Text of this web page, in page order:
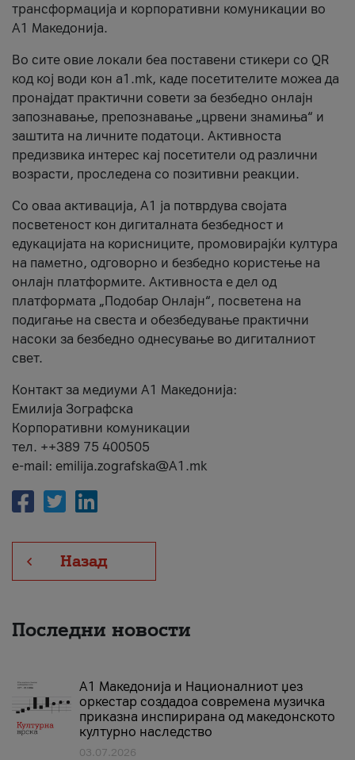
трансформација и корпоративни комуникации во
А1 Македонија.
Во сите овие локали беа поставени стикери со QR
код кој води кон a1.mk, каде посетителите можеа да
пронајдат практични совети за безбедно онлајн
запознавање, препознавање „црвени знамиња“ и
заштита на личните податоци. Активноста
предизвика интерес кај посетители од различни
возрасти, проследена со позитивни реакции.
Со оваа активација, А1 ја потврдува својата
посветеност кон дигиталната безбедност и
едукацијата на корисниците, промовирајќи култура
на паметно, одговорно и безбедно користење на
онлајн платформите. Активноста е дел од
платформата „Подобар Онлајн“, посветена на
подигање на свеста и обезбедување практични
насоки за безбедно однесување во дигиталниот
свет.
Контакт за медиуми А1 Македонија:
Емилија Зографска
Корпоративни комуникации
тел. ++389 75 400505
e-mail: emilija.zografska@A1.mk
Назад
Последни новости
А1 Македонија и Националниот џез
оркестар создадоа современа музичка
приказна инспирирана од македонското
културно наследство
03.07.2026